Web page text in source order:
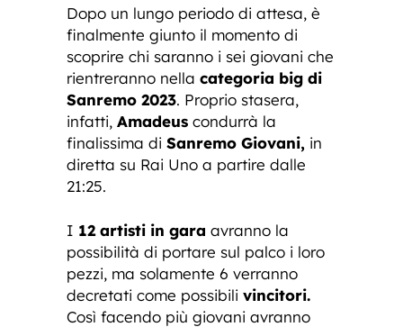
Dopo un lungo periodo di attesa, è
finalmente giunto il momento di
scoprire chi saranno i sei giovani che
rientreranno nella categoria big di
Sanremo 2023. Proprio stasera,
infatti, Amadeus condurrà la
finalissima di Sanremo Giovani, in
diretta su Rai Uno a partire dalle
21:25.
I 12 artisti in gara avranno la
possibilità di portare sul palco i loro
pezzi, ma solamente 6 verranno
decretati come possibili vincitori.
Così facendo più giovani avranno